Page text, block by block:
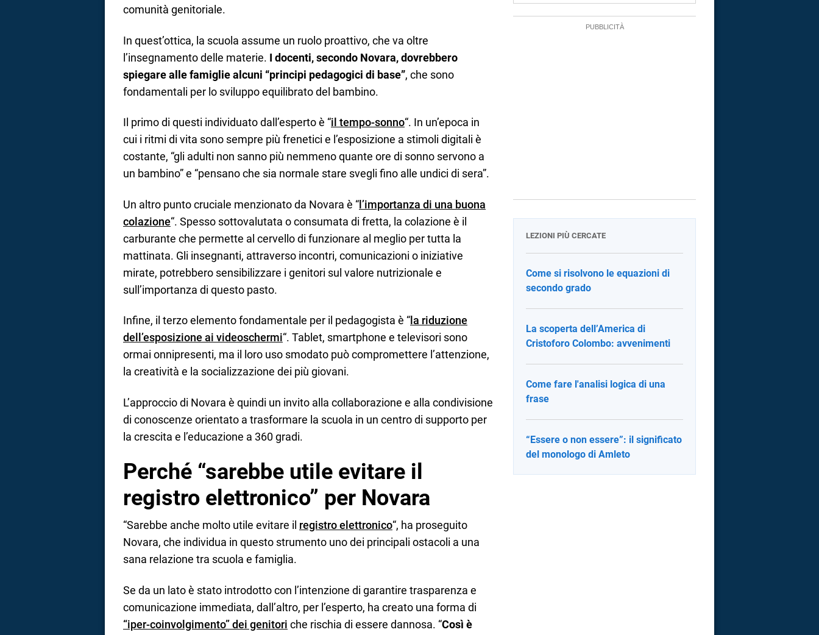
comunità genitoriale.
In quest’ottica, la scuola assume un ruolo proattivo, che va oltre
l’insegnamento delle materie. I docenti, secondo Novara, dovrebbero
spiegare alle famiglie alcuni “principi pedagogici di base”, che sono
fondamentali per lo sviluppo equilibrato del bambino.
Il primo di questi individuato dall’esperto è “il tempo-sonno“. In un’epoca in
cui i ritmi di vita sono sempre più frenetici e l’esposizione a stimoli digitali è
costante, “gli adulti non sanno più nemmeno quante ore di sonno servono a
un bambino” e “pensano che sia normale stare svegli fino alle undici di sera”.
Un altro punto cruciale menzionato da Novara è “l’importanza di una buona
colazione“. Spesso sottovalutata o consumata di fretta, la colazione è il
carburante che permette al cervello di funzionare al meglio per tutta la
mattinata. Gli insegnanti, attraverso incontri, comunicazioni o iniziative
mirate, potrebbero sensibilizzare i genitori sul valore nutrizionale e
sull’importanza di questo pasto.
Infine, il terzo elemento fondamentale per il pedagogista è “ la riduzione
dell’esposizione ai videoschermi“. Tablet, smartphone e televisori sono
ormai onnipresenti, ma il loro uso smodato può compromettere l’attenzione,
la creatività e la socializzazione dei più giovani.
L’approccio di Novara è quindi un invito alla collaborazione e alla condivisione
di conoscenze orientato a trasformare la scuola in un centro di supporto per
la crescita e l’educazione a 360 gradi.
Perché “sarebbe utile evitare il
registro elettronico” per Novara
“Sarebbe anche molto utile evitare il registro elettronico“, ha proseguito
Novara, che individua in questo strumento uno dei principali ostacoli a una
sana relazione tra scuola e famiglia.
Se da un lato è stato introdotto con l’intenzione di garantire trasparenza e
comunicazione immediata, dall’altro, per l’esperto, ha creato una forma di
“iper-coinvolgimento” dei genitori che rischia di essere dannosa. “Così è
LEZIONI PIÙ CERCATE
Come si risolvono le equazioni di
secondo grado
La scoperta dell’America di
Cristoforo Colombo: avvenimenti
Come fare l'analisi logica di una
frase
“Essere o non essere”: il significato
del monologo di Amleto